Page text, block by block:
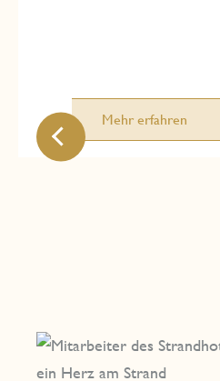
Mehr erfahren